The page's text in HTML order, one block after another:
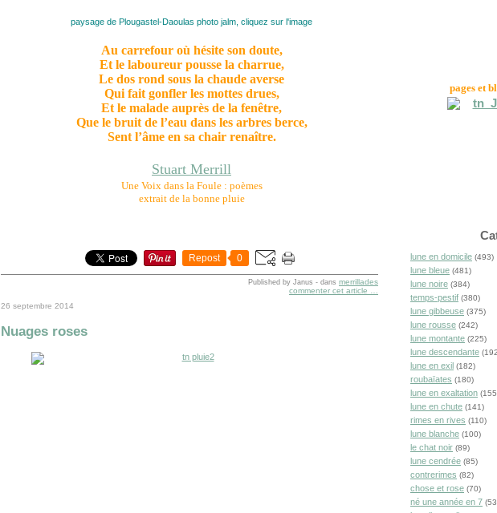
paysage de Plougastel-Daoulas photo jalm, cliquez sur l'image
Au carrefour où hésite son doute,
Et le laboureur pousse la charrue,
Le dos rond sous la chaude averse
Qui fait gonfler les mottes drues,
Et le malade auprès de la fenêtre,
Que le bruit de l’eau dans les arbres berce,
Sent l’âme en sa chair renaître.
Stuart Merrill
Une Voix dans la Foule : poèmes
extrait de la bonne pluie
Repost 0
Published by Janus - dans merrillades
commenter cet article
26 septembre 2014
Nuages roses
pages et
lune en domicile (493)
lune bleue (481)
lune noire (384)
temps-pestif (380)
lune gibbeuse (375)
lune rousse (242)
lune montante (225)
lune descendante
lune en exil (182)
roubaïates (180)
lune en exaltation
lune en chute (141)
rimes en rives (110)
lune blanche (100)
le chat noir (89)
lune cendrée (85)
contrerimes (82)
chose et rose (70)
né une année en 7